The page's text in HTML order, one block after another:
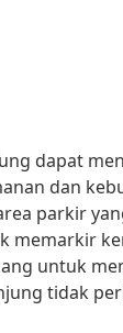
dapat
dan
parkir
memarkir
untuk
tidak